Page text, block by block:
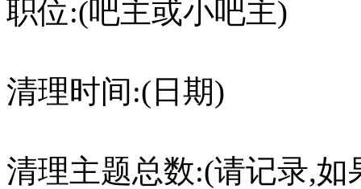
职位:(吧主或小吧主)
清理时间:(日期)
清理主题总数:(请记录,